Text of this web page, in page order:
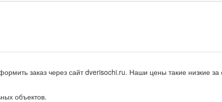
заказ через сайт dverisochi.ru. Наши цены такие низкие
объектов.